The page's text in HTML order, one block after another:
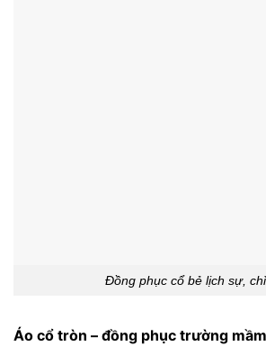
Đồng phục cổ bẻ lịch sự,
Áo cổ tròn – đồng phục trường